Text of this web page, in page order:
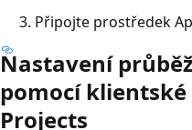
Připojte prostředek
Nastavení
pomocí
Projects